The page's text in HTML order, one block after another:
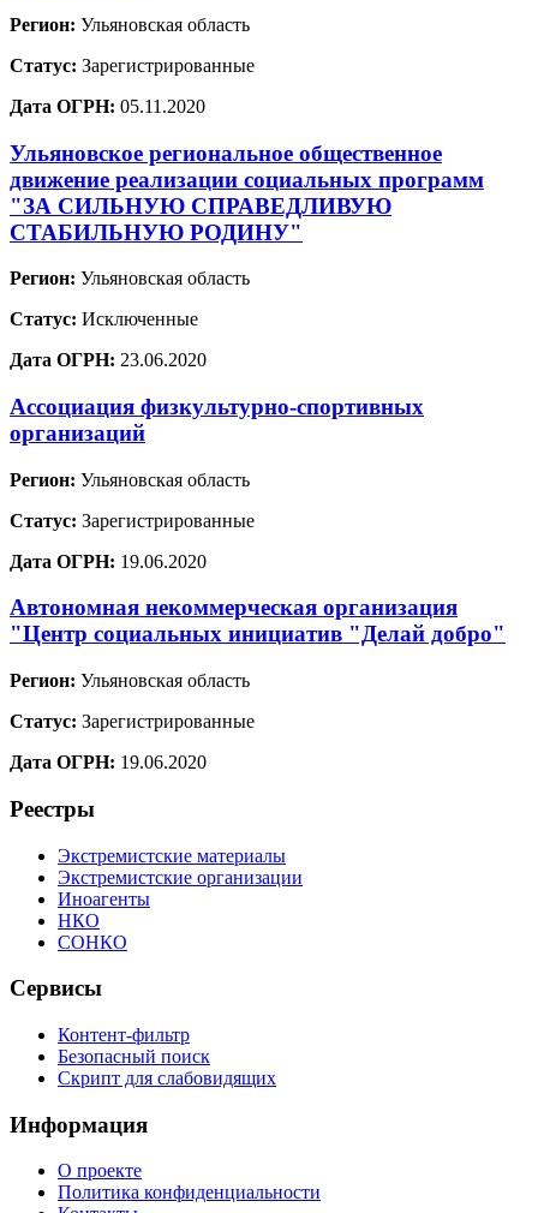
Регион: Ульяновская область
Статус: Зарегистрированные
Дата ОГРН: 05.11.2020
Ульяновское региональное общественное
движение реализации социальных программ
"ЗА СИЛЬНУЮ СПРАВЕДЛИВУЮ
СТАБИЛЬНУЮ РОДИНУ"
Регион: Ульяновская область
Статус: Исключенные
Дата ОГРН: 23.06.2020
Ассоциация физкультурно-спортивных
организаций
Регион: Ульяновская область
Статус: Зарегистрированные
Дата ОГРН: 19.06.2020
Автономная некоммерческая организация
"Центр социальных инициатив "Делай добро"
Регион: Ульяновская область
Статус: Зарегистрированные
Дата ОГРН: 19.06.2020
Реестры
Экстремистские материалы
Экстремистские организации
Иноагенты
НКО
СОНКО
Сервисы
Контент-фильтр
Безопасный поиск
Скрипт для слабовидящих
Информация
О проекте
Политика конфиденциальности